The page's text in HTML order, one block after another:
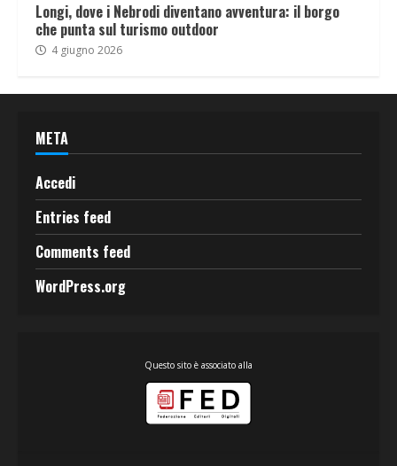
Longi, dove i Nebrodi diventano avventura: il borgo
che punta sul turismo outdoor
4 giugno 2026
META
Accedi
Entries feed
Comments feed
WordPress.org
Questo sito è associato alla